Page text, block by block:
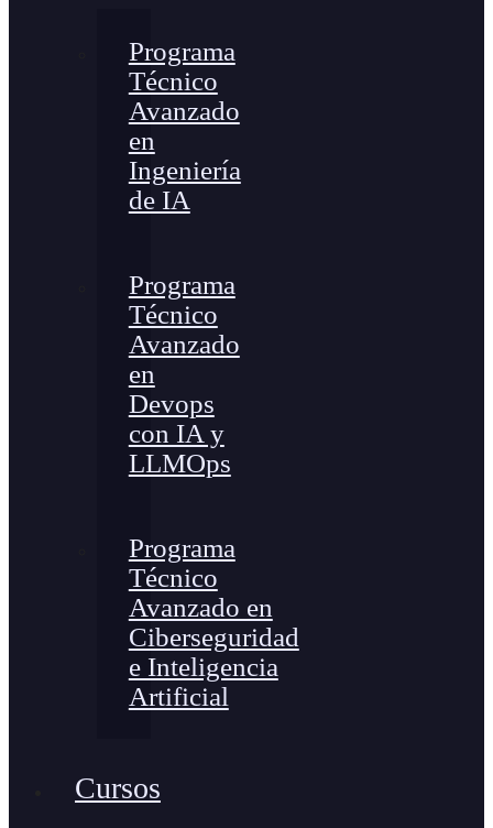
Programa
Técnico
Avanzado
en
Ingeniería
de IA
Programa
Técnico
Avanzado
en
Devops
con IA y
LLMOps
Programa
Técnico
Avanzado en
Ciberseguridad
e Inteligencia
Artificial
Cursos